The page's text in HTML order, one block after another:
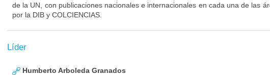
de la UN, con publicaciones nacionales e internacionales en cada una de las
por la DIB y COLCIENCIAS.
Líder
Humberto Arboleda Granados